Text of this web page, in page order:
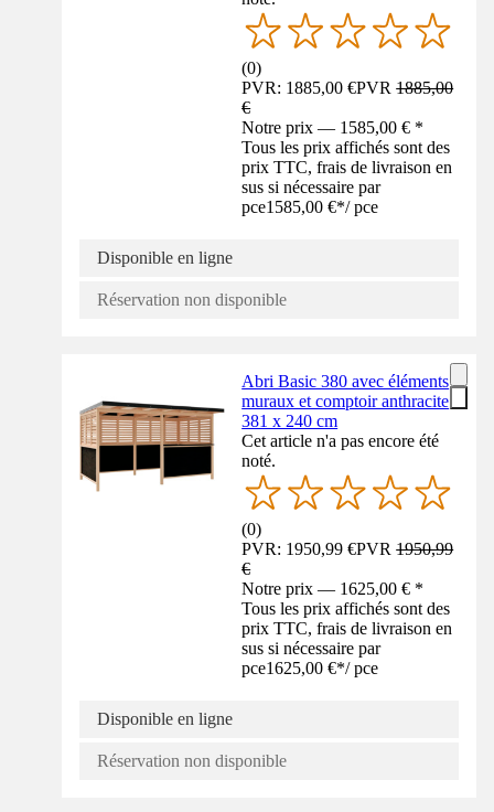
(0)
PVR: 1885,00 €PVR1885,00
€
Notre prix — 1585,00 € *
Tous les prix affichés sont des
prix TTC, frais de livraison en
sus si nécessaire par
pce1585,00 €*/ pce
Disponible en ligne
Réservation non disponible
Abri Basic 380 avec éléments
muraux et comptoir anthracite
381 x 240 cm
Cet article n'a pas encore été
noté.
(0)
PVR: 1950,99 €PVR1950,99
€
Notre prix — 1625,00 € *
Tous les prix affichés sont des
prix TTC, frais de livraison en
sus si nécessaire par
pce1625,00 €*/ pce
Disponible en ligne
Réservation non disponible